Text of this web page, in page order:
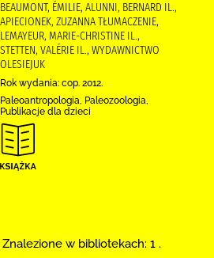
BEAUMONT, ÉMILIE, ALUNNI, BERNARD IL.,
APIECIONEK, ZUZANNA TŁUMACZENIE,
LEMAYEUR, MARIE-CHRISTINE IL.,
STETTEN, VALÉRIE IL., WYDAWNICTWO
OLESIEJUK
Rok wydania: cop. 2012.
Paleoantropologia, Paleozoologia,
Publikacje dla dzieci
Znalezione w bibliotekach: 1 .